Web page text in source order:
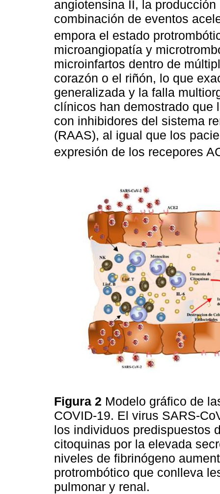
angiotensina II, la
combinación de eventos
empora el estado
microangiopatía y
microinfartos dentro de
corazón o el riñón, lo que
generalizada y la falla
clínicos han demostrado que
con inhibidores del sistema
(RAAS), al igual que los
expresión de los recepores
Figura 2 Modelo gráfico de
COVID-19. El virus SARS-
los individuos predispuestos
citoquinas por la elevada
niveles de fibrinógeno
protrombótico que conlleva
pulmonar y renal.